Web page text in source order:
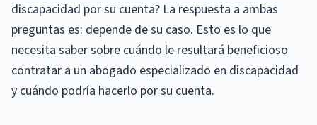
discapacidad por su cuenta? La respuesta a ambas
preguntas es: depende de su caso. Esto es lo que
necesita saber sobre cuándo le resultará beneficioso
contratar a un abogado especializado en discapacidad
y cuándo podría hacerlo por su cuenta.